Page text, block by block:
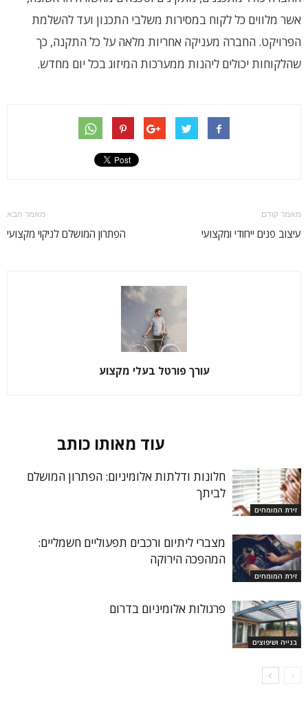
אשר מלווים כל לקוח במסירות משלבי התכנון ועד להשלמת
הפרויקט. החברה מעניקה אחריות מלאה על כל התקנה, כך
שהלקוחות יכולים ליהנות ממערכות המיזוג בכל יום מחדש.
מאמר קודם
עיצוב פנים ייחודי ומקצועי
מאמר הבא
הפתרון המושלם לניקוי מקצועי
עורך פורטל בעלי מקצוע
עוד מאותו כותב
זירת המומחים
חלונות ודלתות אלומיניום: הפתרון המושלם
לביתך
זירת המומחים
מצברי ליתיום ורכבים תפעוליים חשמליים:
המהפכה הירוקה
בנייה ושיפוצים
פרגולות אלומיניום בדרום